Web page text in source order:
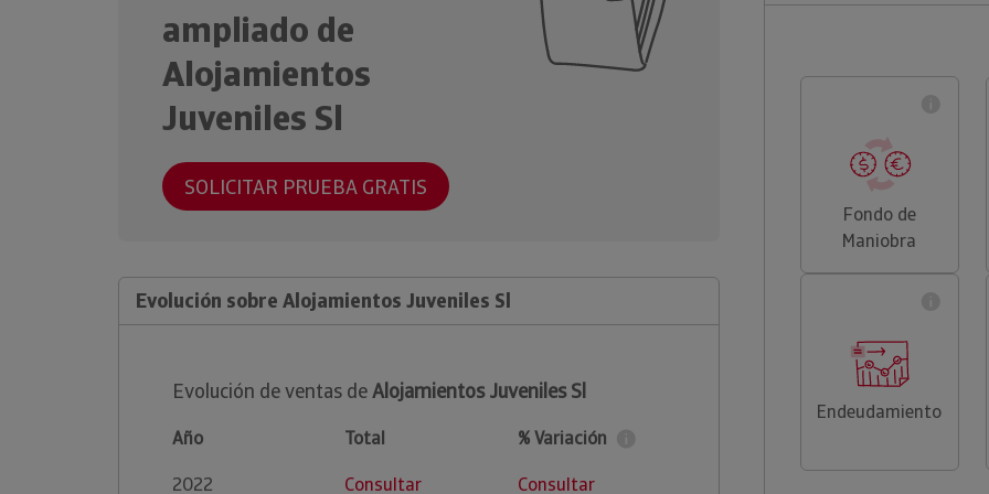
ampliado de
Alojamientos
Juveniles Sl
SOLICITAR PRUEBA GRATIS
Evolución sobre Alojamientos Juveniles Sl
Evolución de ventas deAlojamientos Juveniles Sl
Año Total
% Variación
2022
Consultar Consultar
Fondo de
Maniobra
Endeudamiento